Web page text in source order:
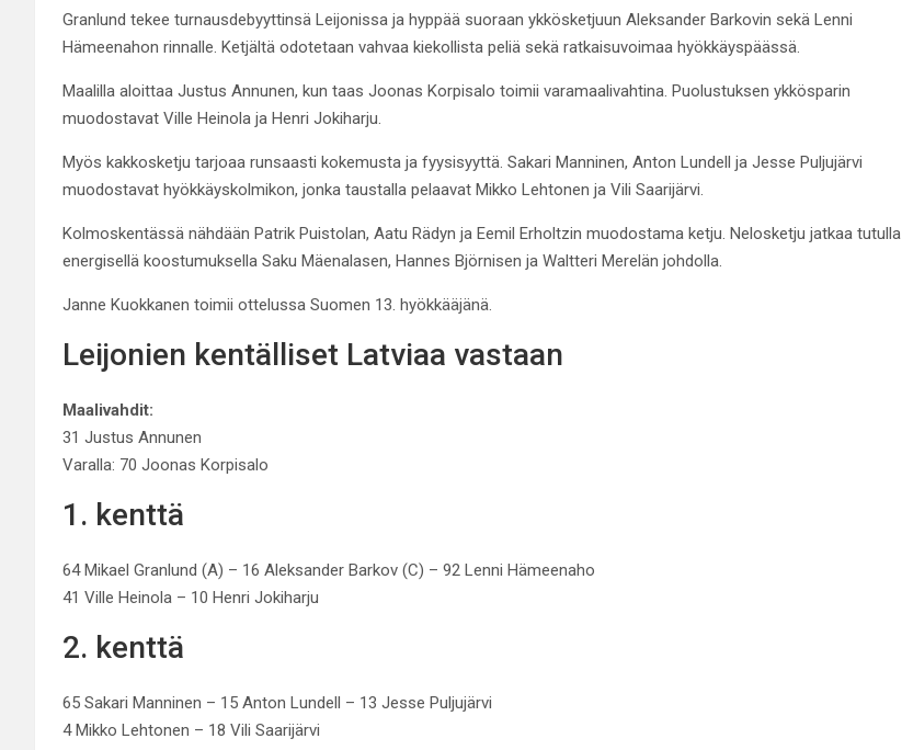
Granlund tekee turnausdebyyttinsä Leijonissa ja hyppää suoraan ykkösketjuun Aleksander Barkovin sekä Lenni
Hämeenahon rinnalle. Ketjältä odotetaan vahvaa kiekollista peliä sekä ratkaisuvoimaa hyökkäyspäässä.
Maalilla aloittaa Justus Annunen, kun taas Joonas Korpisalo toimii varamaalivahtina. Puolustuksen ykkösparin
muodostavat Ville Heinola ja Henri Jokiharju.
Myös kakkosketju tarjoaa runsaasti kokemusta ja fyysisyyttä. Sakari Manninen, Anton Lundell ja Jesse Puljujärvi
muodostavat hyökkäyskolmikon, jonka taustalla pelaavat Mikko Lehtonen ja Vili Saarijärvi.
Kolmoskentässä nähdään Patrik Puistolan, Aatu Rädyn ja Eemil Erholtzin muodostama ketju. Nelosketju jatkaa tutulla
energisellä koostumuksella Saku Mäenalasen, Hannes Björnisen ja Waltteri Merelän johdolla.
Janne Kuokkanen toimii ottelussa Suomen 13. hyökkääjänä.
Leijonien kentälliset Latviaa vastaan
Maalivahdit:
31 Justus Annunen
Varalla: 70 Joonas Korpisalo
1. kenttä
64 Mikael Granlund (A) – 16 Aleksander Barkov (C) – 92 Lenni Hämeenaho
41 Ville Heinola – 10 Henri Jokiharju
2. kenttä
65 Sakari Manninen – 15 Anton Lundell – 13 Jesse Puljujärvi
4 Mikko Lehtonen – 18 Vili Saarijärvi